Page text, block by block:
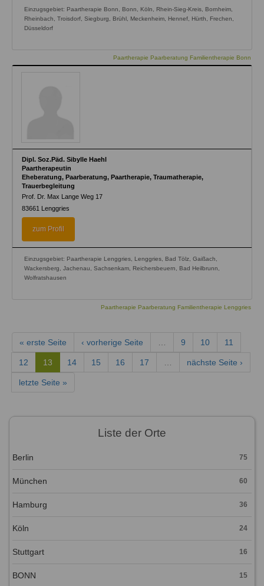
Einzugsgebiet: Paartherapie Bonn, Bonn, Köln, Rhein-Sieg-Kreis, Bornheim,
Rheinbach, Troisdorf, Siegburg, Brühl, Meckenheim, Hennef, Hürth, Frechen,
Düsseldorf
Paartherapie Paarberatung Familientherapie Bonn
Dipl. Soz.Päd. Sibylle Haehl
Paartherapeutin
Eheberatung, Paarberatung, Paartherapie, Traumatherapie,
Trauerbegleitung
Prof. Dr. Max Lange Weg 17
83661 Lenggries
zum Profil
Einzugsgebiet: Paartherapie Lenggries, Lenggries, Bad Tölz, Gaißach,
Wackersberg, Jachenau, Sachsenkam, Reichersbeuern, Bad Heilbrunn,
Wolfratshausen
Paartherapie Paarberatung Familientherapie Lenggries
« erste Seite ‹ vorherige Seite 9 10 11
12 13 14 15 16 17 nächste Seite ›
letzte Seite »
Liste der Orte
Berlin 75
München 60
Hamburg 36
Köln 24
Stuttgart 16
BONN 15